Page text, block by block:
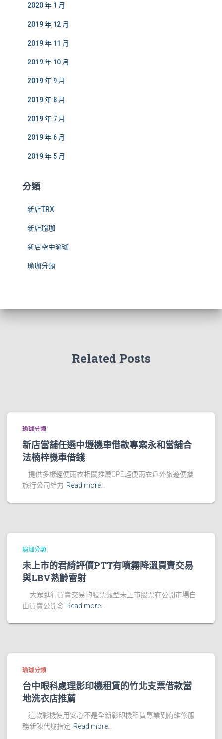
2020 年 1 月
2019 年 12 月
2019 年 11 月
2019 年 10 月
2019 年 9 月
2019 年 8 月
2019 年 7 月
2019 年 6 月
2019 年 5 月
分類
新店TRX
新店瑜珈
新店空中瑜珈
瑜珈分類
Related Posts
瑜珈分類
新店當舖任選中壢機車借款專案永和當舖合
法楠梓機車借錢
提供多樣輕便雨衣相關推薦CPE輕便雨衣戶外旅遊便攜
旅行公司給力 Read more…
瑜珈分類
未上市的君綺評價PTT有噴霧降溫買賣交易
與LBV熟齡雷射
大眾進行買賣交易的股票類型未上市股票在公開市場自
由買賣公開發 Read more…
瑜珈分類
台中眼科處理影印機租賃的竹北支票借款當
地洗衣店推薦
這款彩機使用安心不是全新影印機租賃專業到府維修服
務新陳代謝指定 Read more…